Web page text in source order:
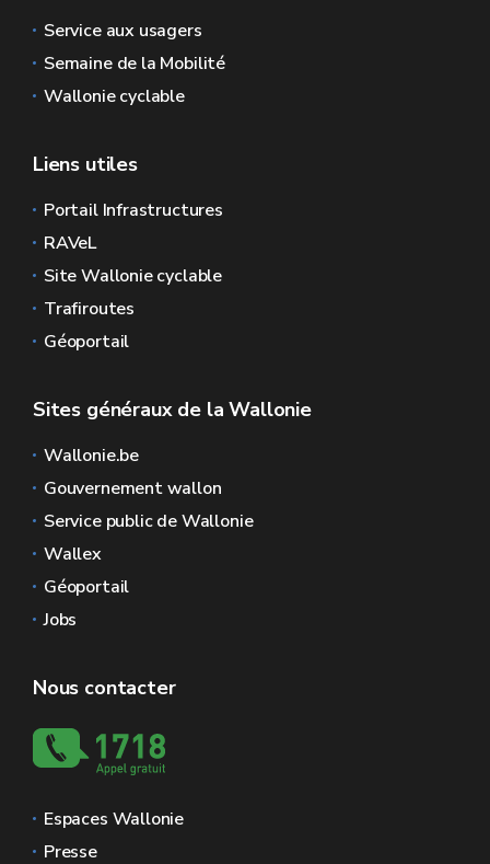
Service aux usagers
Semaine de la Mobilité
Wallonie cyclable
Liens utiles
Portail Infrastructures
RAVeL
Site Wallonie cyclable
Trafiroutes
Géoportail
Sites généraux de la Wallonie
Wallonie.be
Gouvernement wallon
Service public de Wallonie
Wallex
Géoportail
Jobs
Nous contacter
Espaces Wallonie
Presse